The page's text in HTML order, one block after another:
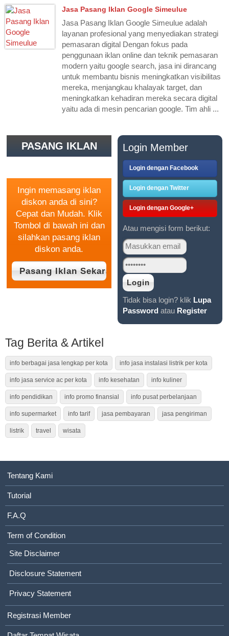
Jasa Pasang Iklan Google Simeulue
Jasa Pasang Iklan Google Simeulue adalah
layanan profesional yang menyediakan strategi
pemasaran digital Dengan fokus pada
penggunaan iklan online dan teknik pemasaran
modern yaitu google search, jasa ini dirancang
untuk membantu bisnis meningkatkan visibilitas
mereka, menjangkau khalayak target, dan
meningkatkan kehadiran mereka secara digital
yaitu ada di mesin pencarian google. Tim ahli ...
PASANG IKLAN
Ingin memasang iklan
diskon anda di sini?
Cepat dan Mudah. Klik
Tombol di bawah ini dan
silahkan pasang iklan
diskon anda.
Login Member
Login dengan Facebook
Login dengan Twitter
Login dengan Google+
Atau mengisi form berikut:
Tidak bisa login? klik Lupa
Password atau Register
Tag Berita & Artikel
info berbagai jasa lengkap per kota info jasa instalasi listrik per kota
info jasa service ac per kota info kesehatan info kuliner
info pendidikan info promo finansial info pusat perbelanjaan
info supermarket info tarif jasa pembayaran jasa pengiriman
listrik travel wisata
Tentang Kami
Tutorial
F.A.Q
Term of Condition
Site Disclaimer
Disclosure Statement
Privacy Statement
Registrasi Member